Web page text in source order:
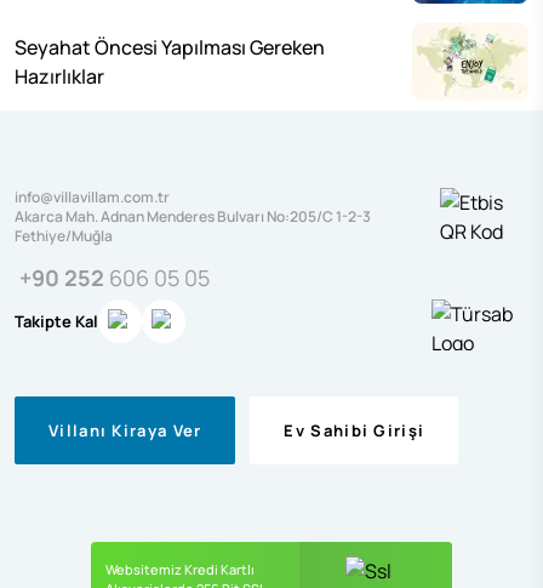
Seyahat Öncesi Yapılması Gereken
Hazırlıklar
info@villavillam.com.tr
Akarca Mah. Adnan Menderes Bulvarı No:205/C 1-2-3
Fethiye/Muğla
+90 252 606 05 05
Takipte Kal
Villanı Kiraya Ver Ev Sahibi Girişi
Websitemiz Kredi Kartlı